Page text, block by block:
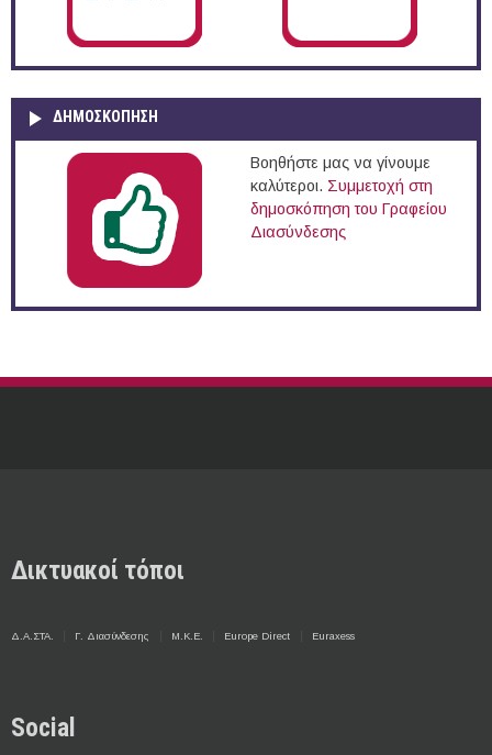
ΔΗΜΟΣΚΌΠΗΣΗ
Βοηθήστε μας να γίνουμε
καλύτεροι. Συμμετοχή στη
δημοσκόπηση του Γραφείου
Διασύνδεσης
Δικτυακοί τόποι
Δ.Α.ΣΤΑ. Γ. Διασύνδεσης Μ.Κ.Ε. Europe Direct Euraxess
Social